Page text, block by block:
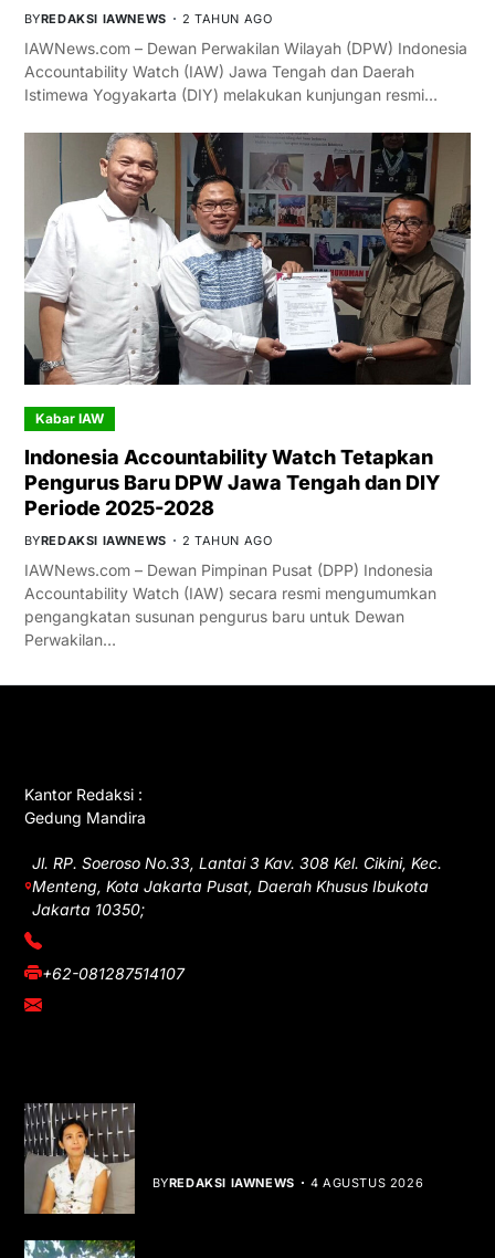
BYREDAKSI IAWNEWS 2 TAHUN AGO
IAWNews.com – Dewan Perwakilan Wilayah (DPW) Indonesia
Accountability Watch (IAW) Jawa Tengah dan Daerah
Istimewa Yogyakarta (DIY) melakukan kunjungan resmi…
Kabar IAW
Indonesia Accountability Watch Tetapkan
Pengurus Baru DPW Jawa Tengah dan DIY
Periode 2025-2028
BYREDAKSI IAWNEWS 2 TAHUN AGO
IAWNews.com – Dewan Pimpinan Pusat (DPP) Indonesia
Accountability Watch (IAW) secara resmi mengumumkan
pengangkatan susunan pengurus baru untuk Dewan
Perwakilan…
Kantor Redaksi :
Gedung Mandira
Jl. RP. Soeroso No.33, Lantai 3 Kav. 308 Kel. Cikini, Kec.
Menteng, Kota Jakarta Pusat, Daerah Khusus Ibukota
Jakarta 10350;
(021) 3908026
+62-081287514107
adm@iawnews.com
BYREDAKSI IAWNEWS 4 AGUSTUS 2026